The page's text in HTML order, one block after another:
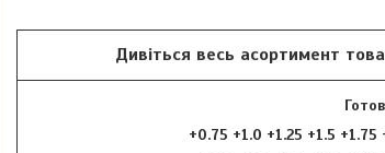
Дивіться весь асортимент
+0.75 +1.0 +1.25 +1.5